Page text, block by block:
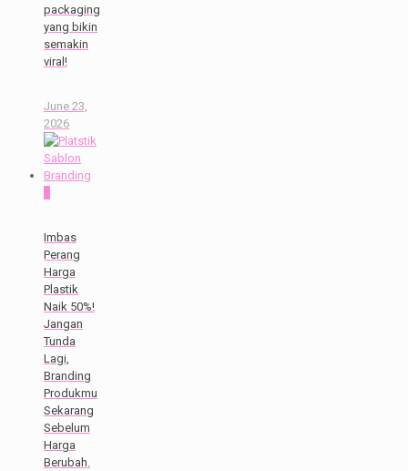
packaging
yang bikin
semakin
viral!
June 23,
2026
Imbas
Perang
Harga
Plastik
Naik 50%!
Jangan
Tunda
Lagi,
Branding
Produkmu
Sekarang
Sebelum
Harga
Berubah.